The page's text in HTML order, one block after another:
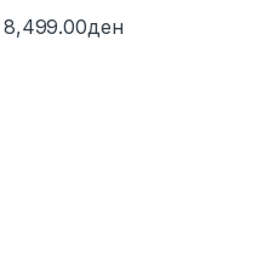
8,499.00ден